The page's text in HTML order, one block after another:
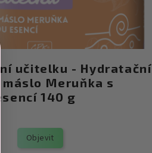
učitelku - Hydratační
máslo Meruňka s
140 g
Objevit